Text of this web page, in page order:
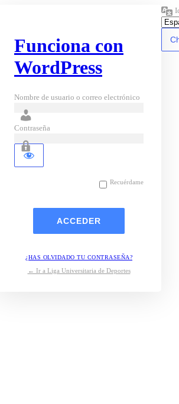
Funciona con
WordPress
Nombre de usuario o correo electrónico
Contraseña
Recuérdame
¿HAS OLVIDADO TU CONTRASEÑA?
← Ir a Liga Universitaria de Deportes